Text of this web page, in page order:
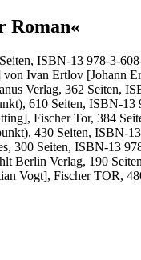
Roman«
ISBN-13 978-3-
Ivan Ertlov [Johann
Verlag, 362 Seiten,
610 Seiten, ISBN-13
Fischer Tor, 384
430 Seiten, ISBN-
300 Seiten, ISBN-13
Berlin Verlag, 190
Vogt], Fischer TOR,